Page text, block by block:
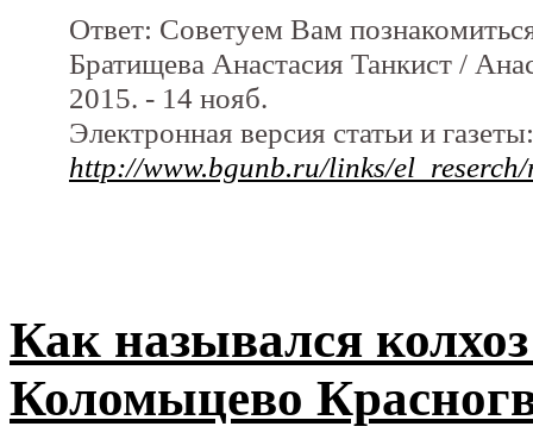
Ответ: Советуем Вам
Братищева Анастасия Танкист /
2015. - 14 нояб.
Электронная версия статьи и газеты:
http://www.bgunb.ru/links/
Как назывался колхоз
Коломыцево